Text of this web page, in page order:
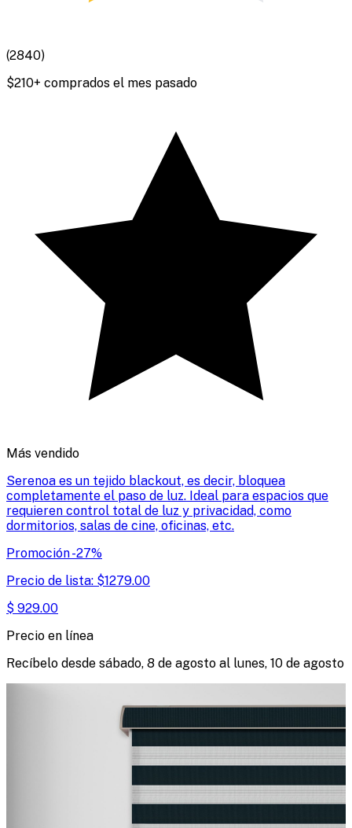
(2840)
$210+ comprados el mes pasado
Más vendido
Serenoa es un tejido blackout, es decir, bloquea
completamente el paso de luz. Ideal para espacios que
requieren control total de luz y privacidad, como
dormitorios, salas de cine, oficinas, etc.
Promoción-27%
Precio de lista: $1279.00
$ 929.00
Precio en línea
Recíbelo desde sábado, 8 de agosto al lunes, 10 de agosto